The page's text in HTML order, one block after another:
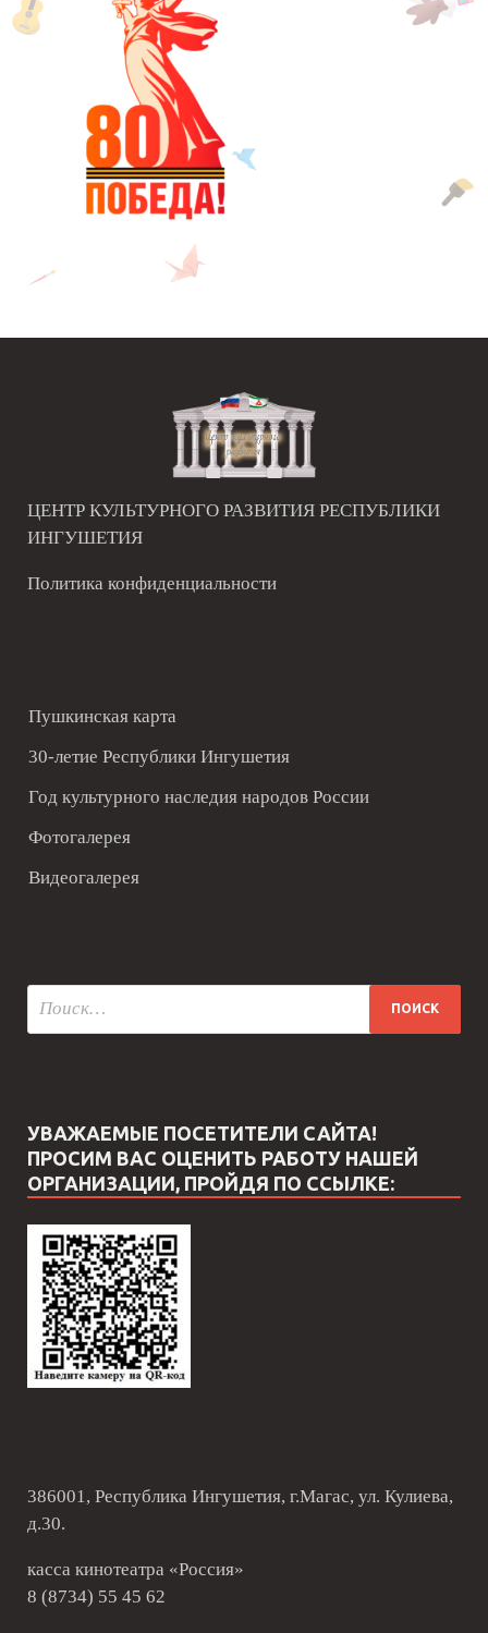
ЦЕНТР КУЛЬТУРНОГО РАЗВИТИЯ РЕСПУБЛИКИ
ИНГУШЕТИЯ
Политика конфиденциальности
Пушкинская карта
30-летие Республики Ингушетия
Год культурного наследия народов России
Фотогалерея
Видеогалерея
УВАЖАЕМЫЕ ПОСЕТИТЕЛИ САЙТА!
ПРОСИМ ВАС ОЦЕНИТЬ РАБОТУ НАШЕЙ
ОРГАНИЗАЦИИ, ПРОЙДЯ ПО ССЫЛКЕ:
386001, Республика Ингушетия, г.Магас, ул. Кулиева,
д.30.
касса кинотеатра «Россия»
8 (8734) 55 45 62